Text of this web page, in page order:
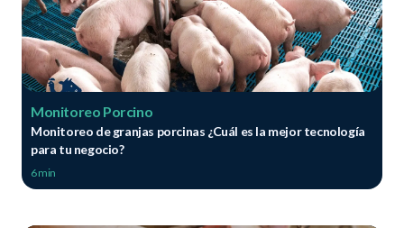
Monitoreo Porcino
Monitoreo de granjas porcinas ¿Cuál es la mejor tecnología
para tu negocio?
6 min